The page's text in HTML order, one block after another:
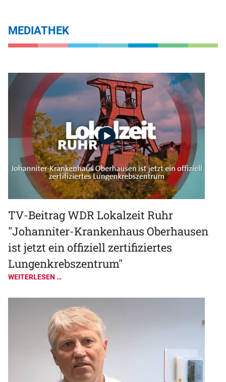
MEDIATHEK
TV-Beitrag WDR Lokalzeit Ruhr
"Johanniter-Krankenhaus Oberhausen
ist jetzt ein offiziell zertifiziertes
Lungenkrebszentrum"
WEITERLESEN …